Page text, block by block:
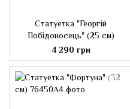
Статуетка "Георгій
Побідоносець" (25 см)
4 290 грн